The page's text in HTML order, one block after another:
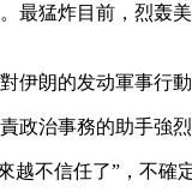
猛炸目前，烈轰
朗的发动軍事行動
治事務的助手強烈
不信任了”，不確